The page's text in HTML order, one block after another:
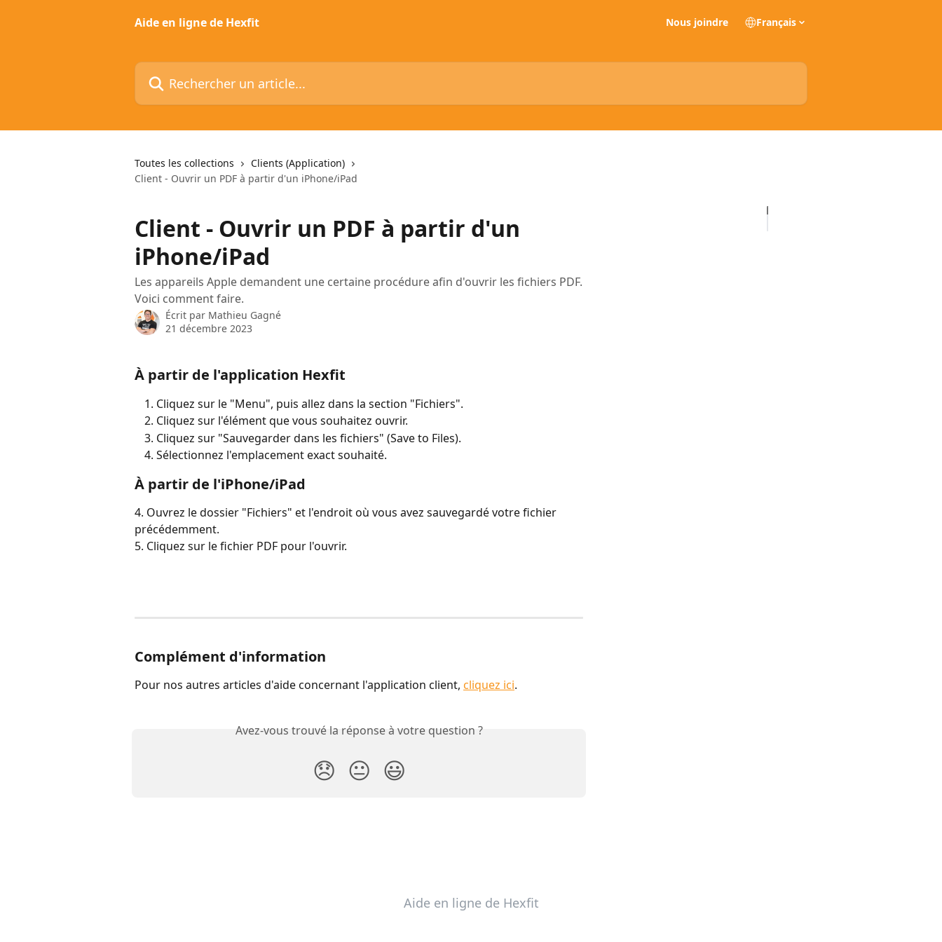
Aide en ligne de Hexfit
Nous joindre Français
Rechercher un article...
Toutes les collections
Clients (Application)
Client - Ouvrir un PDF à partir d'un iPhone/iPad
Client - Ouvrir un PDF à partir d'un
iPhone/iPad
Les appareils Apple demandent une certaine procédure afin d'ouvrir les fichiers PDF.
Voici comment faire.
Écrit par Mathieu Gagné
21 décembre 2023
À partir de l'application Hexfit
Cliquez sur le "Menu", puis allez dans la section "Fichiers".
Cliquez sur l'élément que vous souhaitez ouvrir.
Cliquez sur "Sauvegarder dans les fichiers" (Save to Files).
Sélectionnez l'emplacement exact souhaité.
À partir de l'iPhone/iPad
4. Ouvrez le dossier "Fichiers" et l'endroit où vous avez sauvegardé votre fichier
précédemment.
5. Cliquez sur le fichier PDF pour l'ouvrir.
Complément d'information
Pour nos autres articles d'aide concernant l'application client, cliquez ici.
Avez-vous trouvé la réponse à votre question ?
😞 😐 😃
Aide en ligne de Hexfit